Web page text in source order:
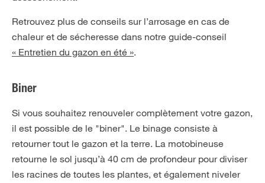
Retrouvez plus de conseils sur l’arrosage en cas de
chaleur et de sécheresse dans notre guide-conseil
« Entretien du gazon en été ».
Biner
Si vous souhaitez renouveler complètement votre gazon,
il est possible de le "biner". Le binage consiste à
retourner tout le gazon et la terre. La motobineuse
retourne le sol jusqu’à 40 cm de profondeur pour diviser
les racines de toutes les plantes, et également niveler